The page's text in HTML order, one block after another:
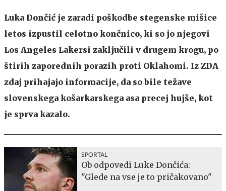
Luka Dončić je zaradi poškodbe stegenske mišice
letos izpustil celotno končnico, ki so jo njegovi
Los Angeles Lakersi zaključili v drugem krogu, po
štirih zaporednih porazih proti Oklahomi. Iz ZDA
zdaj prihajajo informacije, da so bile težave
slovenskega košarkarskega asa precej hujše, kot
je sprva kazalo.
SPORTAL
Ob odpovedi Luke Dončića:
"Glede na vse je to pričakovano"